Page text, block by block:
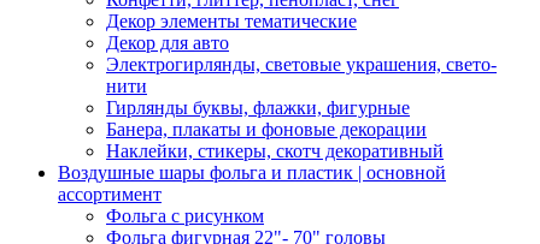
Декор элементы тематические
Декор для авто
Электрогирлянды, световые украшения, свето-
нити
Гирлянды буквы, флажки, фигурные
Банера, плакаты и фоновые декорации
Наклейки, стикеры, скотч декоративный
Воздушные шары фольга и пластик | основной
ассортимент
Фольга с рисунком
Фольга фигурная 22"- 70" головы